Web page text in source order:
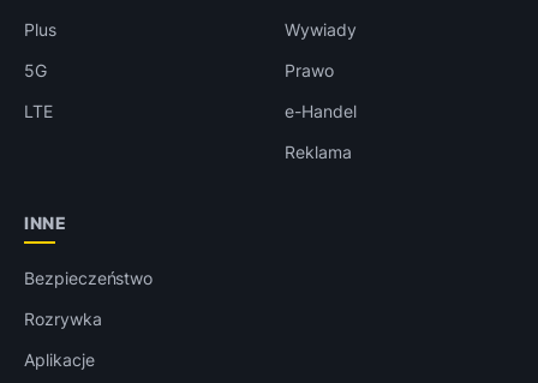
Plus
5G
LTE
Wywiady
Prawo
e-Handel
Reklama
INNE
Bezpieczeństwo
Rozrywka
Aplikacje